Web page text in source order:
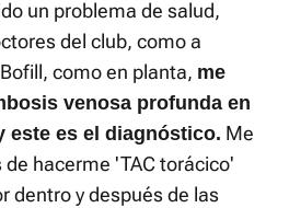
un problema de salud,
del club, como a
como en planta, me
venosa profunda en
este es el diagnóstico. Me
hacerme 'TAC torácico'
dentro y después de las